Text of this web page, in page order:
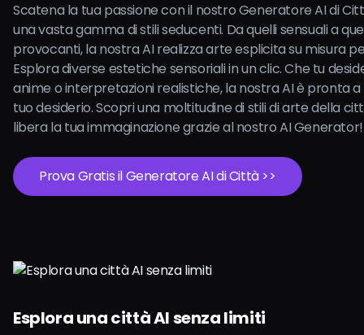
Scatena la tua passione con il nostro Generatore AI di
una vasta gamma di stili seducenti. Da quelli sensuali a
provocanti, la nostra AI realizza arte esplicita su misura
Esplora diverse estetiche sensoriali in un clic. Che tu
anime o interpretazioni realistiche, la nostra AI è pronta a
tuo desiderio. Scopri una moltitudine di stili di arte della
libera la tua immaginazione grazie al nostro AI Generator!
Prova Gratis il Generatore AI di Città >>
Esplora una città AI senza limiti